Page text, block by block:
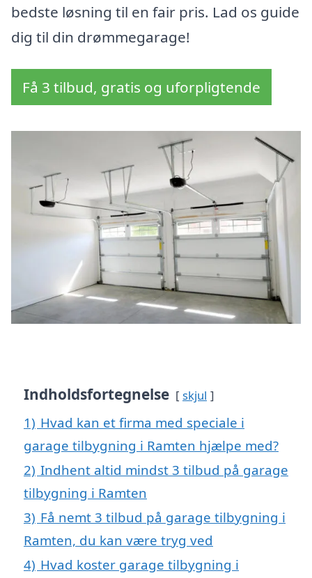
bedste løsning til en fair pris. Lad os guide
dig til din drømmegarage!
Få 3 tilbud, gratis og uforpligtende
Indholdsfortegnelse skjul
1) Hvad kan et firma med speciale i
garage tilbygning i Ramten hjælpe med?
2) Indhent altid mindst 3 tilbud på garage
tilbygning i Ramten
3) Få nemt 3 tilbud på garage tilbygning i
Ramten, du kan være tryg ved
4) Hvad koster garage tilbygning i